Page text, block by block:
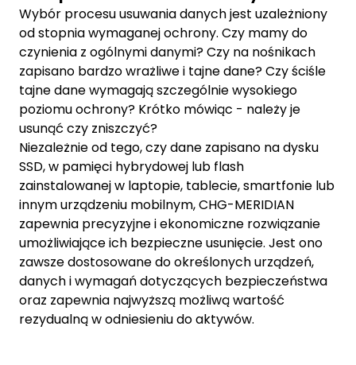
Wybór procesu usuwania danych jest uzależniony
od stopnia wymaganej ochrony. Czy mamy do
czynienia z ogólnymi danymi? Czy na nośnikach
zapisano bardzo wrażliwe i tajne dane? Czy ściśle
tajne dane wymagają szczególnie wysokiego
poziomu ochrony? Krótko mówiąc - należy je
usunąć czy zniszczyć?
Niezależnie od tego, czy dane zapisano na dysku
SSD, w pamięci hybrydowej lub flash
zainstalowanej w laptopie, tablecie, smartfonie lub
innym urządzeniu mobilnym, CHG-MERIDIAN
zapewnia precyzyjne i ekonomiczne rozwiązanie
umożliwiające ich bezpieczne usunięcie. Jest ono
zawsze dostosowane do określonych urządzeń,
danych i wymagań dotyczących bezpieczeństwa
oraz zapewnia najwyższą możliwą wartość
rezydualną w odniesieniu do aktywów.